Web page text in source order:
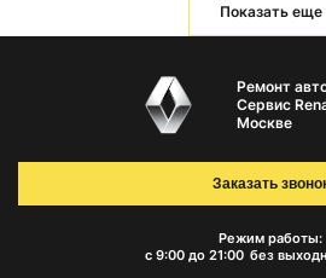
Показать еще
Ремонт
Сервис
Москве
Режим работы:
с 9:00 до 21:00 без
Заказать